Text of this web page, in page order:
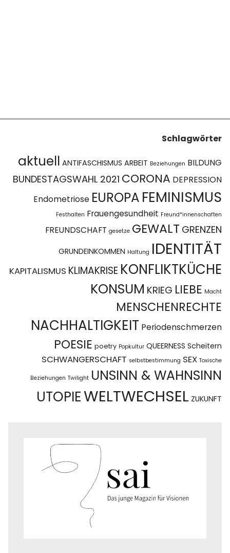
Schlagwörter
aktuell ANTIFASCHISMUS ARBEIT Beziehungen BILDUNG
BUNDESTAGSWAHL 2021 CORONA DEPRESSION
Endometriose EUROPA FEMINISMUS
Festhalten Frauengesundheit Freund*innenschaften
FREUNDSCHAFT gesetze GEWALT GRENZEN
GRUNDEINKOMMEN Haltung IDENTITÄT
KAPITALISMUS KLIMAKRISE KONFLIKTKÜCHE
KONSUM KRIEG LIEBE Macht
MENSCHENRECHTE
NACHHALTIGKEIT Periodenschmerzen
POESIE poetry Popkultur QUEERNESS Scheitern
SCHWANGERSCHAFT selbstbestimmung SEX Toxische
Beziehungen Twilight UNSINN & WAHNSINN
UTOPIEWELTWECHSEL ZUKUNFT